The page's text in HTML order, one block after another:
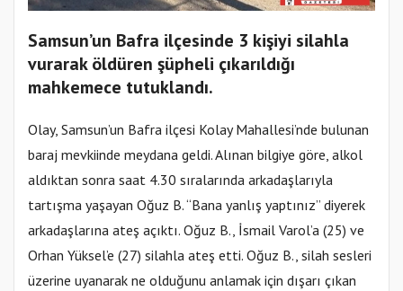
Samsun’un Bafra ilçesinde 3 kişiyi silahla
vurarak öldüren şüpheli çıkarıldığı
mahkemece tutuklandı.
Olay, Samsun’un Bafra ilçesi Kolay Mahallesi’nde bulunan
baraj mevkiinde meydana geldi. Alınan bilgiye göre, alkol
aldıktan sonra saat 4.30 sıralarında arkadaşlarıyla
tartışma yaşayan Oğuz B. “Bana yanlış yaptınız” diyerek
arkadaşlarına ateş açıktı. Oğuz B., İsmail Varol’a (25) ve
Orhan Yüksel’e (27) silahla ateş etti. Oğuz B., silah sesleri
üzerine uyanarak ne olduğunu anlamak için dışarı çıkan